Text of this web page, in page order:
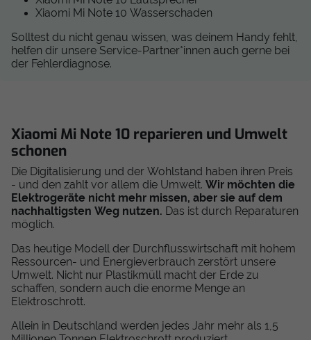
Xiaomi Mi Note 10 Wasserschaden
Solltest du nicht genau wissen, was deinem Handy fehlt,
helfen dir unsere Service-Partner*innen auch gerne bei
der Fehlerdiagnose.
Xiaomi Mi Note 10 reparieren und Umwelt
schonen
Die Digitalisierung und der Wohlstand haben ihren Preis
- und den zahlt vor allem die Umwelt. Wir möchten die
Elektrogeräte nicht mehr missen, aber sie auf dem
nachhaltigsten Weg nutzen. Das ist durch Reparaturen
möglich.
Das heutige Modell der Durchflusswirtschaft mit hohem
Ressourcen- und Energieverbrauch zerstört unsere
Umwelt. Nicht nur Plastikmüll macht der Erde zu
schaffen, sondern auch die enorme Menge an
Elektroschrott.
Allein in Deutschland werden jedes Jahr mehr als 1,5